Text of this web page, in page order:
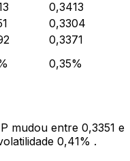
0,3413
0,3304
0,3371
0,35%
mudou entre 0,3351 e
0,41% .